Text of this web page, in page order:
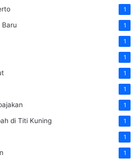
1
Baru 1
1
1
1
1
1
di Titi Kuning 1
1
1